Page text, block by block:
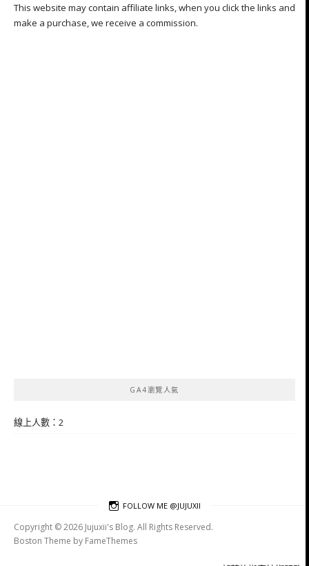
This website may contain affiliate links, when you click the links and
make a purchase, we receive a commission.
GA4瀏覽人氣
線上人數：2
FOLLOW ME @JUJUXII
Copyright © 2026 Jujuxii's Blog. All Rights Reserved.
Boston Theme by FameThemes